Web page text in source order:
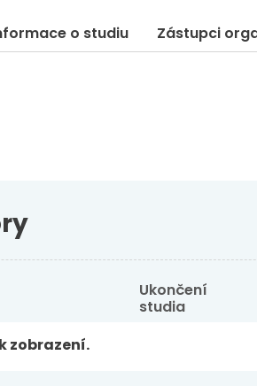
o studiu Zástupci
Ukončení
studia
zobrazení.